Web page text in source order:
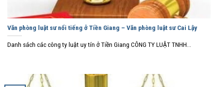
Văn phòng luật sư nổi tiếng ở Tiền Giang – Văn phòng luật sư Cai Lậy
Danh sách các công ty luật uy tín ở Tiền Giang CÔNG TY LUẬT TNHH...